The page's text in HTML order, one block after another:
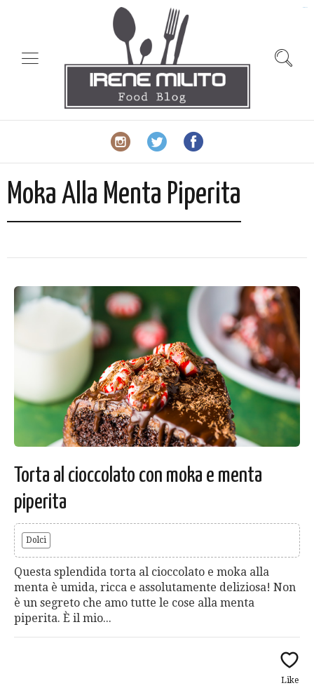
Moka Alla Menta Piperita
Torta al cioccolato con moka e menta
piperita
Dolci
Questa splendida torta al cioccolato e moka alla
menta è umida, ricca e assolutamente deliziosa! Non
è un segreto che amo tutte le cose alla menta
piperita. È il mio...
Like